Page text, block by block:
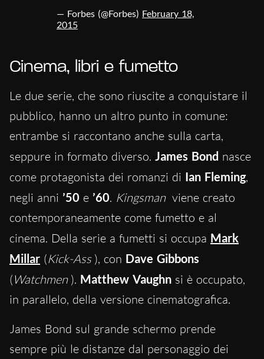
— Forbes (@Forbes) February 18,
2015
Cinema, libri e fumetto
Le due serie, che sono riuscite a conquistare il
pubblico, hanno un altro punto in comune:
entrambe si raccontano anche sulla carta,
seppure in formato diverso. James Bond nasce
come protagonista dei romanzi di Ian Fleming,
negli anni ’50 e ’60. Kingsman viene creato
contemporaneamente come fumetto e al
cinema. Della serie a fumetti si occupa Mark
Millar (Kick-Ass ), con Dave Gibbons
(Watchmen ). Matthew Vaughn si è occupato,
in parallelo, della versione cinematografica.
James Bond sul grande schermo prende
sempre più le distanze dal personaggio dei